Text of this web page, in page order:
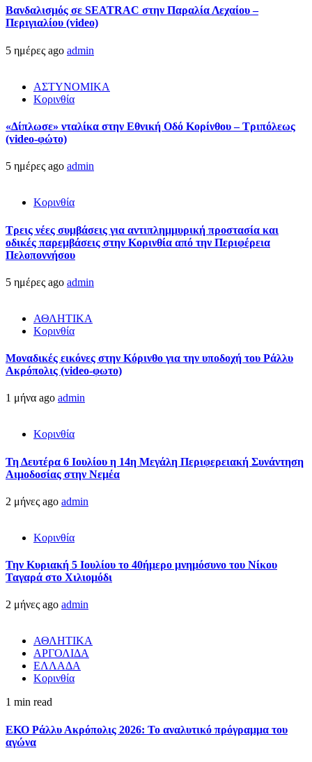
Βανδαλισμός σε SEATRAC στην Παραλία Λεχαίου –
Περιγιαλίου (video)
5 ημέρες ago admin
ΑΣΤΥΝΟΜΙΚΑ
Κορινθία
«Δίπλωσε» νταλίκα στην Εθνική Oδό Κορίνθου – Τριπόλεως
(video-φώτο)
5 ημέρες ago admin
Κορινθία
Τρεις νέες συμβάσεις για αντιπλημμυρική προστασία και
οδικές παρεμβάσεις στην Κορινθία από την Περιφέρεια
Πελοποννήσου
5 ημέρες ago admin
ΑΘΛΗΤΙΚΑ
Κορινθία
Μοναδικές εικόνες στην Κόρινθο για την υποδοχή του Ράλλυ
Ακρόπολις (video-φωτο)
1 μήνα ago admin
Κορινθία
Τη Δευτέρα 6 Ιουλίου η 14η Μεγάλη Περιφερειακή Συνάντηση
Αιμοδοσίας στην Νεμέα
2 μήνες ago admin
Κορινθία
Την Κυριακή 5 Ιουλίου το 40ήμερο μνημόσυνο του Νίκου
Ταγαρά στο Χιλιομόδι
2 μήνες ago admin
ΑΘΛΗΤΙΚΑ
ΑΡΓΟΛΙΔΑ
ΕΛΛΑΔΑ
Κορινθία
1 min read
ΕΚΟ Ράλλυ Ακρόπολις 2026: Το αναλυτικό πρόγραμμα του
αγώνα